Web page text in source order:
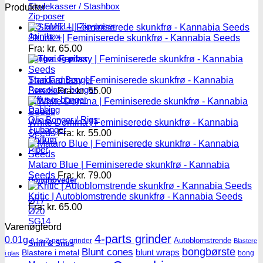
Skulekasser / Stashbox
Zip-poser
NO SMELL | Zip-poser
Jointbox
Bonger og piber
Standard Bonger
Percolator bonger
Diffusor bonger
Dabbing
Olie Bonger / Rigs
Tjubanger
Chillum
Piber
Bonghoveder
Ø17
Ø20
SG14
Sniff & Snus
Produkter
Skunk +| Feminiserede skunkfrø - Kannabia Seeds
Fra: kr. 65.00
Thai Fantasy | Feminiserede skunkfrø - Kannabia
Seeds Fra:kr.55.00
White Domina | Feminiserede skunkfrø - Kannabia
Seeds Fra: kr. 55.00
Mataro Blue | Feminiserede skunkfrø - Kannabia
Seeds Fra: kr. 79.00
Kritic | Autoblomstrende skunkfrø - Kannabia Seeds
Fra: kr. 65.00
Varenøgleord
0.01g 0.1g 2-parts grinder 4-parts grinder Autoblomstrende Blastere
i glas Blastere i metal Blunt cones blunt wraps bongbørste bong